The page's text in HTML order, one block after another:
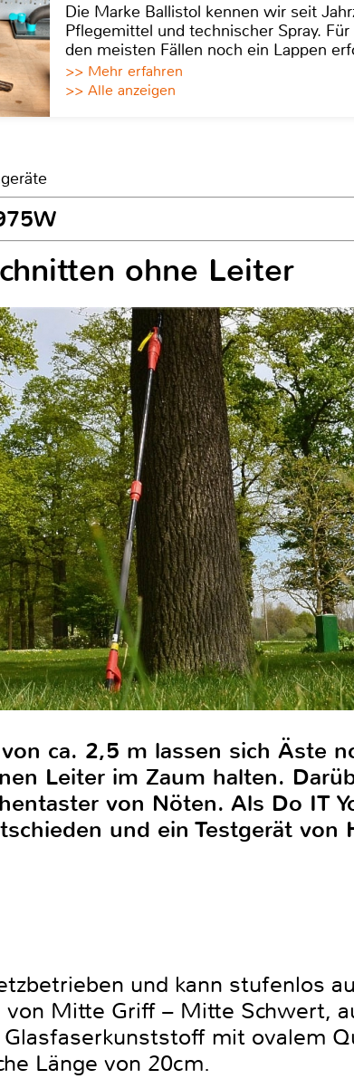
Die Marke Ballistol kennen wir seit
Pflegemittel und technischer Spray.
den meisten Fällen noch ein Lappen
>> Mehr erfahren
>> Alle anzeigen
ohne Leiter
ca. 2,5 m lassen sich Äste
Leiter im Zaum halten.
von Nöten. Als Do IT
und ein Testgerät von
und kann stufenlos
Mitte Griff – Mitte Schwert,
mit ovalem
Länge von 20cm.